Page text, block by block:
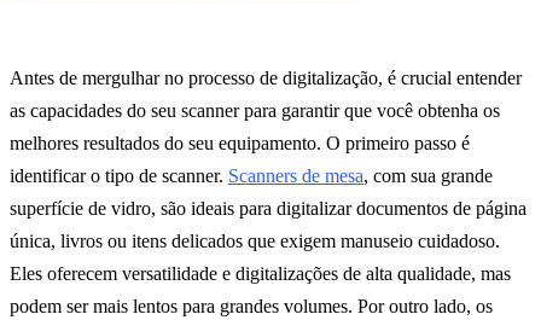
Antes de mergulhar no processo de digitalização, é crucial entender
as capacidades do seu scanner para garantir que você obtenha os
melhores resultados do seu equipamento. O primeiro passo é
identificar o tipo de scanner. Scanners de mesa, com sua grande
superfície de vidro, são ideais para digitalizar documentos de página
única, livros ou itens delicados que exigem manuseio cuidadoso.
Eles oferecem versatilidade e digitalizações de alta qualidade, mas
podem ser mais lentos para grandes volumes. Por outro lado, os